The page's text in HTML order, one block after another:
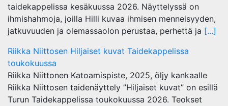
taidekappelissa kesäkuussa 2026. Näyttelyssä on
ihmishahmoja, joilla Hilli kuvaa ihmisen menneisyyden,
jatkuvuuden ja olemassaolon perustaa, perhettä ja [...]
Riikka Niittosen Hiljaiset kuvat Taidekappelissa
toukokuussa
Riikka Niittonen Katoamispiste, 2025, öljy kankaalle
Riikka Niittosen taidenäyttely ”Hiljaiset kuvat” on esillä
Turun Taidekappelissa toukokuussa 2026. Teokset